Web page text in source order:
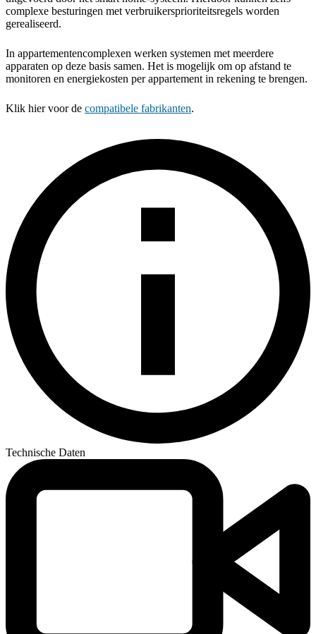
complexe besturingen met verbruikersprioriteitsregels worden
gerealiseerd.
In appartementencomplexen werken systemen met meerdere
apparaten op deze basis samen. Het is mogelijk om op afstand te
monitoren en energiekosten per appartement in rekening te brengen.
Klik hier voor de compatibele fabrikanten.
Technische Daten